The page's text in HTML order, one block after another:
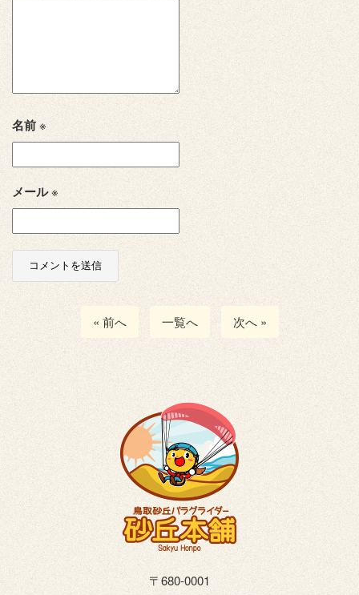
名前※
メール※
« 前へ 一覧へ 次へ »
〒680-0001